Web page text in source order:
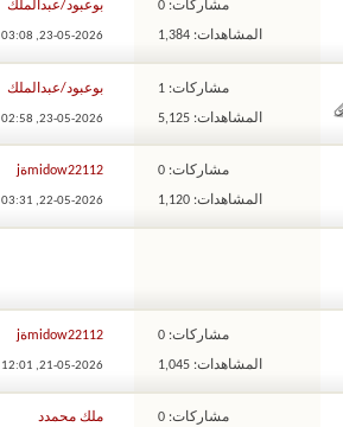
مشاركات: 0
المشاهدات: 1,384
بوعبود/عبدالملك
23-05-2026,
03:08 PM
مشاركات: 1
المشاهدات: 5,125
بوعبود/عبدالملك
23-05-2026,
02:58 PM
مشاركات: 0
المشاهدات: 1,120
midow22112ةj
22-05-2026,
03:31 AM
مشاركات: 0
المشاهدات: 1,045
midow22112ةj
21-05-2026,
12:01 PM
مشاركات: 0 ملك محمدد